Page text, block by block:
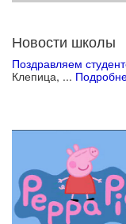
Новости школы
Поздравляем
Клепица, ...